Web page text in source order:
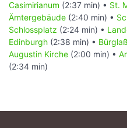
Casimirianum (2:37 min) • St.
Ämtergebäude (2:40 min) •
Schlossplatz (2:24 min) •
Edinburgh (2:38 min) •
Augustin Kirche (2:00 min) •
(2:34 min)